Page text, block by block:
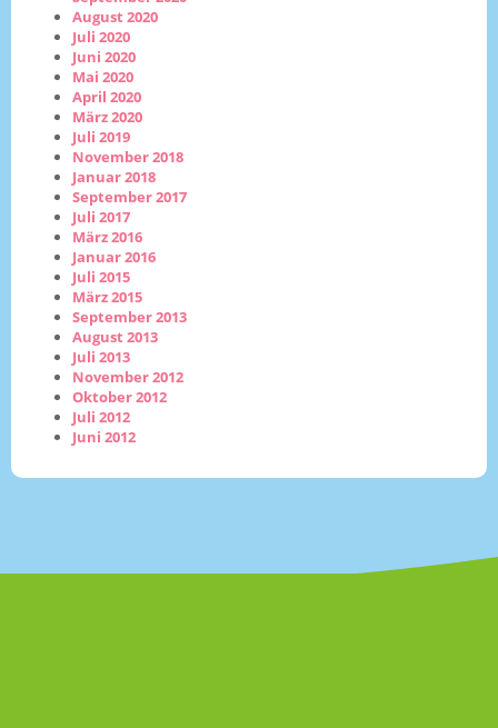
August 2020
Juli 2020
Juni 2020
Mai 2020
April 2020
März 2020
Juli 2019
November 2018
Januar 2018
September 2017
Juli 2017
März 2016
Januar 2016
Juli 2015
März 2015
September 2013
August 2013
Juli 2013
November 2012
Oktober 2012
Juli 2012
Juni 2012